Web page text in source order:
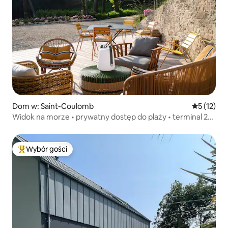
Dom w: Saint-Coulomb Średnia
5 (12)
Widok na morze • prywatny dostęp do plaży • terminal 22
Najpopularniejsze z kategorii Wybór gości
Wybór gości